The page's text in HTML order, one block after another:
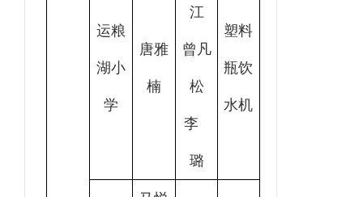
运粮
湖小
学
唐雅
楠
江
曾凡
松
李
璐
塑料
瓶饮
水机